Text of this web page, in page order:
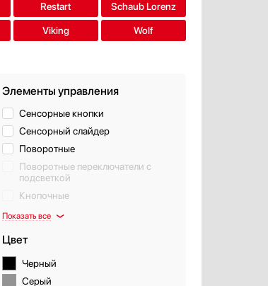
Restart Schaub Lorenz
Viking Wolf
Элементы управления
Сенсорные кнопки
Сенсорный слайдер
Поворотные
Поворотные переключатели с
подсветкой
Кнопочные
Показать все
Цвет
Черный
Серый